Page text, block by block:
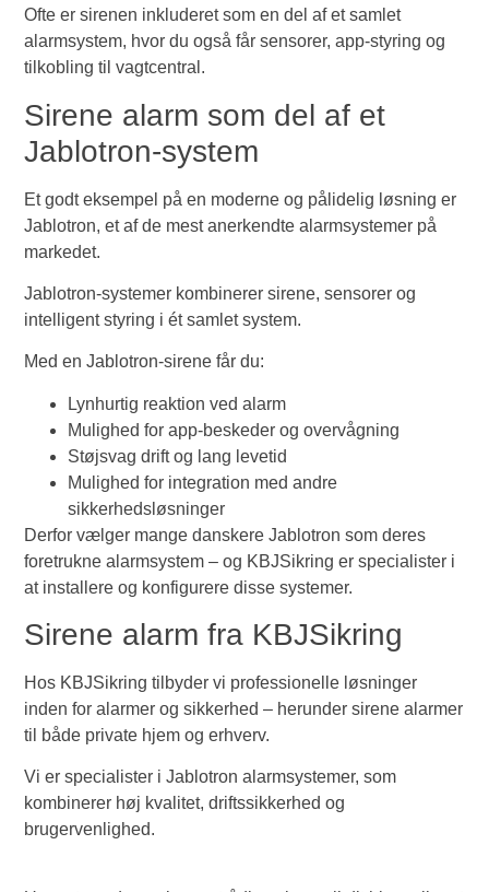
Ofte er sirenen inkluderet som en del af et samlet
alarmsystem, hvor du også får sensorer, app-styring og
tilkobling til vagtcentral.
Sirene alarm som del af et
Jablotron-system
Et godt eksempel på en moderne og pålidelig løsning er
Jablotron, et af de mest anerkendte alarmsystemer på
markedet.
Jablotron-systemer kombinerer sirene, sensorer og
intelligent styring i ét samlet system.
Med en Jablotron-sirene får du:
Lynhurtig reaktion ved alarm
Mulighed for app-beskeder og overvågning
Støjsvag drift og lang levetid
Mulighed for integration med andre
sikkerhedsløsninger
Derfor vælger mange danskere Jablotron som deres
foretrukne alarmsystem – og KBJSikring er specialister i
at installere og konfigurere disse systemer.
Sirene alarm fra KBJSikring
Hos KBJSikring tilbyder vi professionelle løsninger
inden for alarmer og sikkerhed – herunder sirene alarmer
til både private hjem og erhverv.
Vi er specialister i Jablotron alarmsystemer, som
kombinerer høj kvalitet, driftssikkerhed og
brugervenlighed.